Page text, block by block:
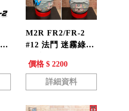
M2R FR2/FR-2
#12 法鬥 迷霧綠
價格 $ 2200
詳細資料